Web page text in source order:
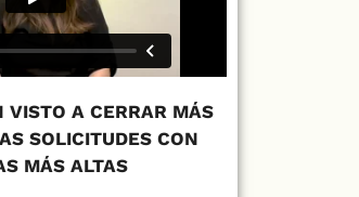
VISTO A CERRAR MÁS
SOLICITUDES CON
MÁS ALTAS